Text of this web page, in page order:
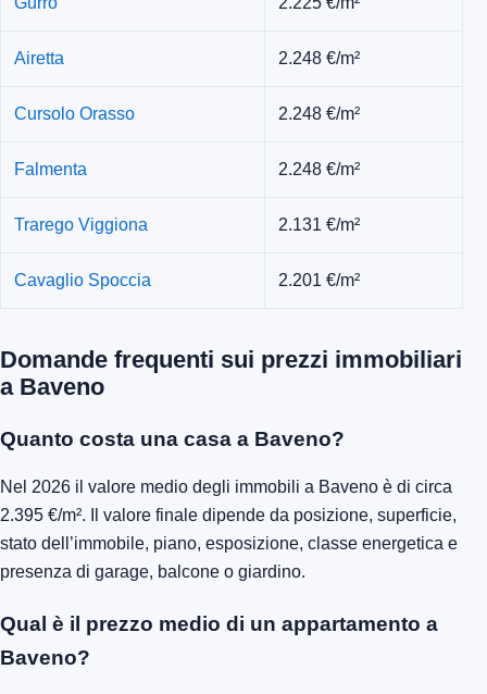
Airetta 2.248 €/m²
Cursolo Orasso 2.248 €/m²
Falmenta 2.248 €/m²
Trarego Viggiona 2.131 €/m²
Cavaglio Spoccia 2.201 €/m²
Domande frequenti sui prezzi immobiliari
a Baveno
Quanto costa una casa a Baveno?
Nel 2026 il valore medio degli immobili a Baveno è di circa
2.395 €/m². Il valore finale dipende da posizione, superficie,
stato dell’immobile, piano, esposizione, classe energetica e
presenza di garage, balcone o giardino.
Qual è il prezzo medio di un appartamento a
Baveno?